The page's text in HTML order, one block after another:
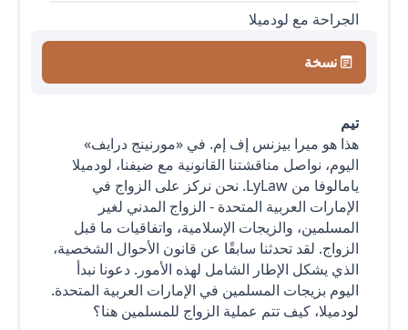
الجراحة مع لودميلا
نسخة
تيم
هذا هو ميرا بيزنس إف إم. في «مورنينج درايف»
اليوم، نواصل مناقشتنا القانونية مع ضيفنا، لودميلا
يامالوفا
من LyLaw. نحن نركز على الزواج في
الإمارات العربية المتحدة - الزواج المدني لغير
المسلمين، والزيجات الإسلامية، واتفاقيات ما قبل
الزواج. لقد تحدثنا سابقًا عن قانون الأحوال الشخصية،
الذي يشكل الإطار الشامل لهذه الأمور. دعونا نبدأ
اليوم بزيجات المسلمين في الإمارات العربية المتحدة.
لودميلا، كيف تتم عملية الزواج للمسلمين هنا؟